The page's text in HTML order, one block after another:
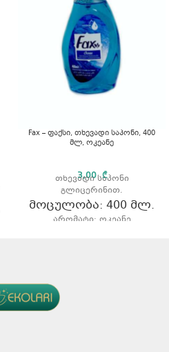
Fax – ფაქსი, თხევადი საპონი, 400
მლ, ოკეანე
3,00₾
თხევადი საპონი
გლიცერინით.
მოცულობა: 400 მლ.
არომატი: ოკეანე